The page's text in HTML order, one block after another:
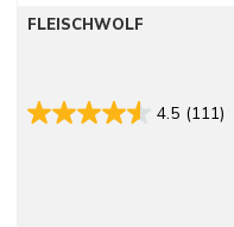
FLEISCHWOLF
4.5 (111)